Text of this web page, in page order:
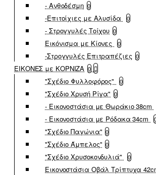
- Ανθοδέσμη 0
-Επιτοίχιες με Αλυσίδα 0
- Στρογγυλές Τοίχου 0
Εικόνισμα με Κίονες 0
-Στρογγυλές Επιτραπέζιες 0
ΕΙΚΟΝΕΣ με ΚΟΡΝΙΖΑ 0
"Σχέδιο Φυλλοφόρος" 0
"Σχέδιο Χρυσή Ρίγα" 0
- Εικονοστάσια με Θωράκιο 38cm
- Εικονοστάσια με Ρόδακα 34cm
"Σχέδιο Παγώνια" 0
"Σχέδιο Άμπελος" 0
"Σχέδιο Χρυσοκονδυλιά" 0
Εικονοστάσια Οβάλ Τρίπτυχα